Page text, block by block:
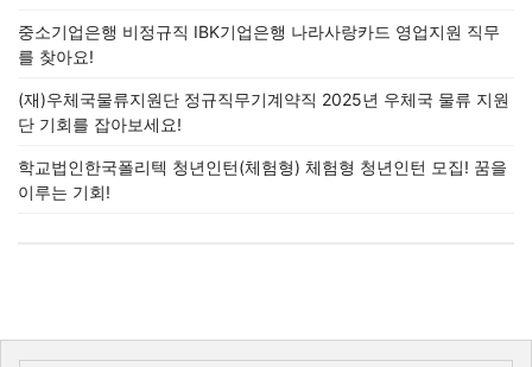
중소기업은행 비정규직 IBK기업은행 나라사랑카드 영업지원 직무
를 찾아요!
(재)우체국물류지원단 정규직무기계약직 2025년 우체국 물류 지원
단 기회를 잡아보세요!
학교법인한국폴리텍 청년인턴(체험형) 체험형 청년인턴 모집! 꿈을
이루는 기회!